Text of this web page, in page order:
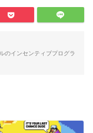
のインセンティブプログラ